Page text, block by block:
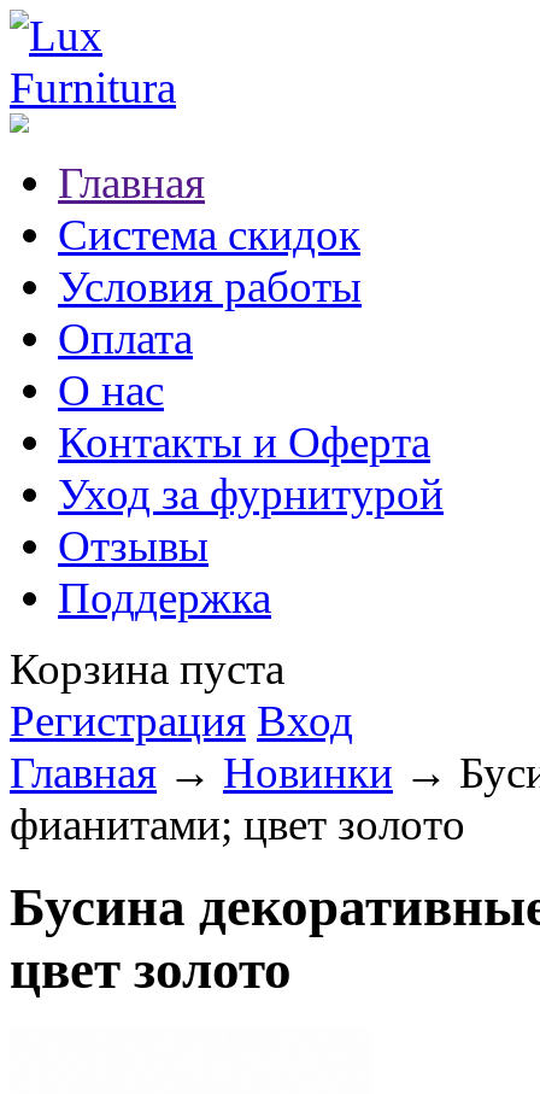
Главная
Система скидок
Условия работы
Оплата
О нас
Контакты и Оферта
Уход за фурнитурой
Отзывы
Поддержка
Корзина пуста
Регистрация Вход
Главная → Новинки →
фианитами; цвет золото
Бусина
цвет золото